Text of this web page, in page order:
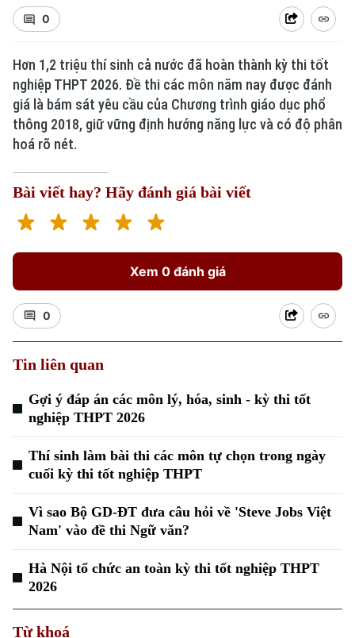
Xu hướng
Chuyên mục
Thời sự
0
Hơn 1,2 triệu thí sinh cả nước đã hoàn thành kỳ thi tốt
nghiệp THPT 2026. Đề thi các môn năm nay được đánh
giá là bám sát yêu cầu của Chương trình giáo dục phổ
thông 2018, giữ vững định hướng năng lực và có độ phân
hoá rõ nét.
Bài viết hay? Hãy đánh giá bài viết
Xem 0 đánh giá
0
Tin liên quan
Gợi ý đáp án các môn lý, hóa, sinh - kỳ thi tốt
nghiệp THPT 2026
Thí sinh làm bài thi các môn tự chọn trong ngày
cuối kỳ thi tốt nghiệp THPT
Vì sao Bộ GD-ĐT đưa câu hỏi về 'Steve Jobs Việt
Nam' vào đề thi Ngữ văn?
Hà Nội tổ chức an toàn kỳ thi tốt nghiệp THPT
2026
Từ khoá